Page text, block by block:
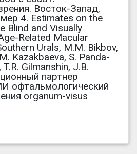
Восток-Запад,
4. Estimates on the
Blind and Visually
Related Macular
Urals, M.M. Bikbov,
Kazakbaeva, S. Panda-
Gilmanshin, J.B.
партнер
офтальмологический
organum-visus